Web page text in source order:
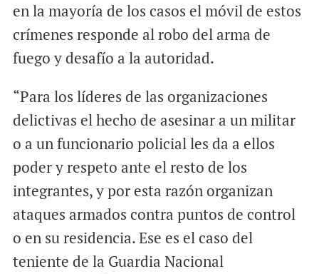
en la mayoría de los casos el móvil de estos
crímenes responde al robo del arma de
fuego y desafío a la autoridad.
“Para los líderes de las organizaciones
delictivas el hecho de asesinar a un militar
o a un funcionario policial les da a ellos
poder y respeto ante el resto de los
integrantes, y por esta razón organizan
ataques armados contra puntos de control
o en su residencia. Ese es el caso del
teniente de la Guardia Nacional